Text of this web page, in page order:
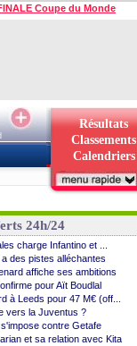
Coupe du Monde
Résultats
Classements
Calendriers
24h/24
charge Infantino et ...
a des pistes alléchantes
affiche ses ambitions
pour Aït Boudlal
à Leeds pour 47 M€ (off...
vers la Juventus ?
contre Getafe
et sa relation avec Kita